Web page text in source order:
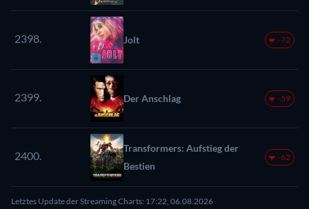
2398. Jolt -72
2399. Der Anschlag -59
2400.
Transformers: Aufstieg der
Bestien
-62
Letztes Update der Streaming Charts: 17:22, 06.08.2026